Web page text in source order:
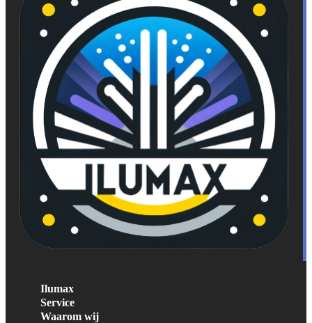
Ilumax
Service
Waarom wij